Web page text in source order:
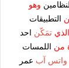
وهو
التطبيقات
تمَكّن احد
من اللمسات
واتس آب عمر